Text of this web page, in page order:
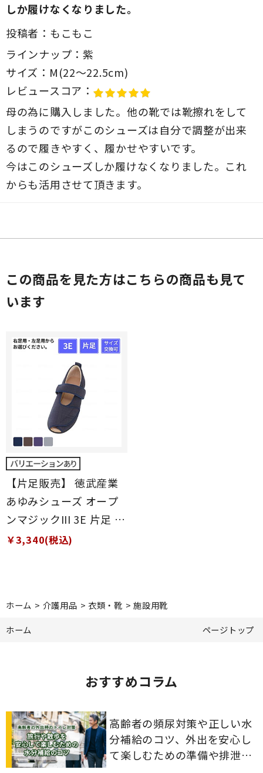
しか履けなくなりました。
投稿者： もこもこ
ラインナップ：紫
サイズ： M(22～22.5cm)
レビュースコア：
母の為に購入しました。他の靴では靴擦れをして
しまうのですがこのシューズは自分で調整が出来
るので履きやすく、履かせやすいです。
今はこのシューズしか履けなくなりました。これ
からも活用させて頂きます。
この商品を見た方はこちらの商品も見て
います
【片足販売】 徳武産業
あゆみシューズ オープ
ンマジックIII 3E 片足 紺
LL(24～24.5cm)
￥3,340(税込)
ホーム > 介護用品 > 衣類・靴 >施設用靴
ホーム
ページトップ
おすすめコラム
高齢者の頻尿対策や正しい水
分補給のコツ、外出を安心し
て楽しむための準備や排泄ケ